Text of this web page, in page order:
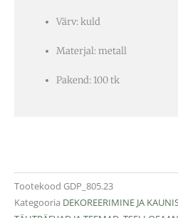
Värv: kuld
Materjal: metall
Pakend: 100 tk
Tootekood GDP_805.23
Kategooria DEKOREERIMINE JA